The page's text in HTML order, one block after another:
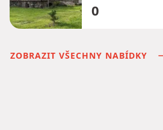
0
ZOBRAZIT VŠECHNY NABÍDKY